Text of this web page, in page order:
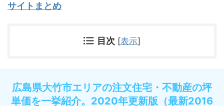
サイトまとめ
目次 [表示]
広島県大竹市エリアの注文住宅・不動産の坪
単価を一挙紹介。2020年更新版（最新2016